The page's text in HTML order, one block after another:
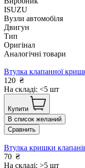
ISUZU
Вузли автомобіля
Двигун
Тип
Оригінал
Аналогічні товари
Втулка клапанної
120 ₴
На складі: <5 шт
Купити
В список желаний
Сравнить
Втулка кришки
70 ₴
На складі: >5 шт